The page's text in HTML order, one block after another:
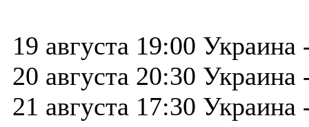
19 августа 19:00
20 августа 20:30 Украина
21 августа 17:30